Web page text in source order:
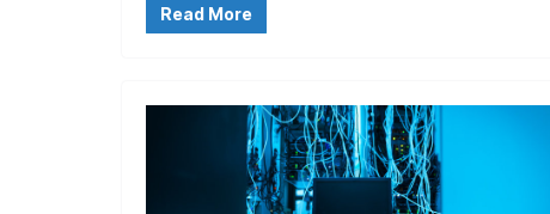
Read More